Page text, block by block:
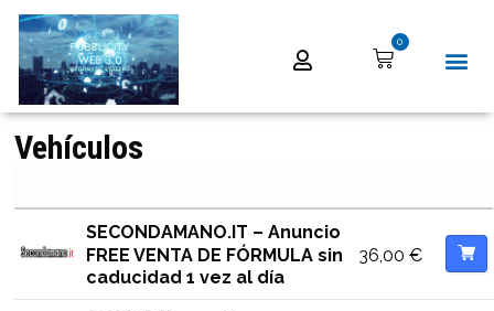
0
Vehículos
SECONDAMANO.IT – Anuncio
FREE VENTA DE FÓRMULA sin
caducidad 1 vez al día
36,00 €